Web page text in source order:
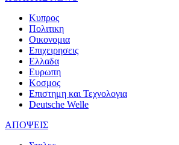
Κυπρος
Πολιτικη
Οικονομια
Επιχειρησεις
Ελλαδα
Ευρωπη
Κοσμος
Επιστημη και Τεχνολογια
Deutsche Welle
ΑΠΟΨΕΙΣ